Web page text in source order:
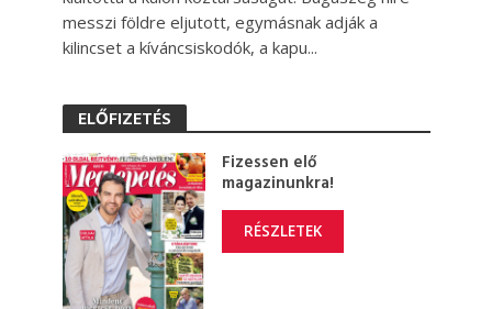
messzi földre eljutott, egymásnak adják a
kilincset a kíváncsiskodók, a kapu...
ELŐFIZETÉS
Fizessen elő
magazinunkra!
RÉSZLETEK